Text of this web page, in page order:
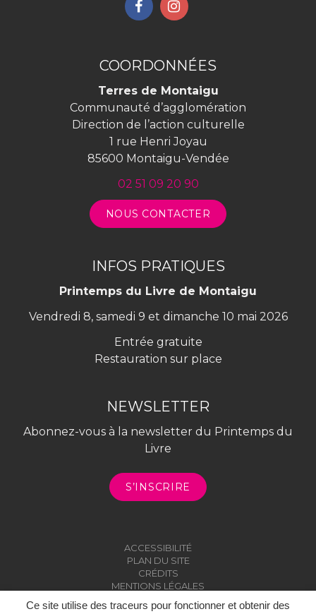
Ce site utilise des traceurs pour fonctionner et obtenir des
Lien
compte
Facebook
Lien
compte
Instagram
COORDONNÉES
Terres de Montaigu
Communauté d’agglomération
Direction de l’action culturelle
1 rue Henri Joyau
85600 Montaigu-Vendée
02 51 09 20 90
NOUS CONTACTER
INFOS PRATIQUES
Printemps du Livre de Montaigu
Vendredi 8, samedi 9 et dimanche 10 mai 2026
Entrée gratuite
Restauration sur place
NEWSLETTER
Abonnez-vous à la newsletter du Printemps du
Livre
S’INSCRIRE
ACCESSIBILITÉ
PLAN DU SITE
CRÉDITS
MENTIONS LÉGALES